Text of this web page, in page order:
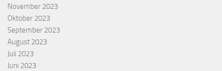
November 2023
Oktober 2023
September 2023
August 2023
Juli 2023
Juni 2023